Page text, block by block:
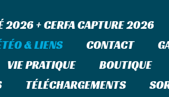
2026 + CERFA CAPTURE 2026
& LIENS CONTACT
VIE PRATIQUE BOUTIQUE
TÉLÉCHARGEMENTS